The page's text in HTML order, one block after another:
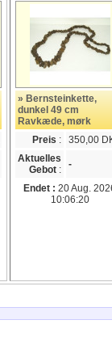
» Bernsteinkette,
dunkel 49 cm
Ravkæde, mørk
Preis :
350,00
Aktuelles
Gebot : -
Endet : 20 Aug.
10:06:20